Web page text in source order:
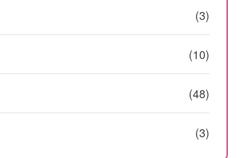
(3)
(10)
(48)
(3)